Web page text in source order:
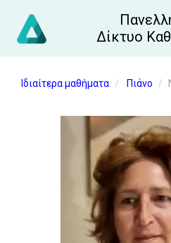
Δίκτυο
Ιδιαίτερα μαθήματα Πιάνο